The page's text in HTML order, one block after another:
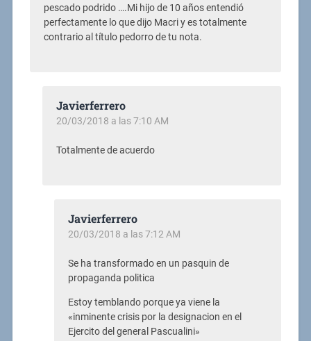
pescado podrido ….Mi hijo de 10 años entendió
perfectamente lo que dijo Macri y es totalmente
contrario al título pedorro de tu nota.
Javierferrero
20/03/2018 a las 7:10 AM
Totalmente de acuerdo
Javierferrero
20/03/2018 a las 7:12 AM
Se ha transformado en un pasquin de
propaganda politica
Estoy temblando porque ya viene la
«inminente crisis por la designacion en el
Ejercito del general Pascualini»